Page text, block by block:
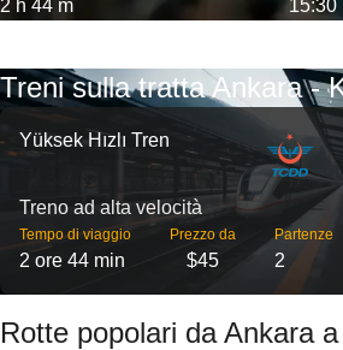
2 h 44 m 15:30
Treni sulla tratta Ankara -
Yüksek Hızlı Tren
Treno ad alta velocità
Tempo di viaggio
2 ore 44 min
Prezzo da
$45
Partenze
2
Rotte popolari da Ankara